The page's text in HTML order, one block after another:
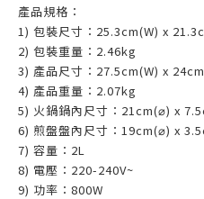
產品規格：
1) 包裝尺寸：25.3cm(W) x
2) 包裝重量：2.46kg
3) 產品尺寸：27.5cm(W) x
4) 產品重量：2.07kg
5) 火鍋鍋內尺寸：21cm(⌀) x
6) 煎盤盤內尺寸：19cm(⌀) x
7) 容量：2L
8) 電壓：220-240V~
9) 功率：800W